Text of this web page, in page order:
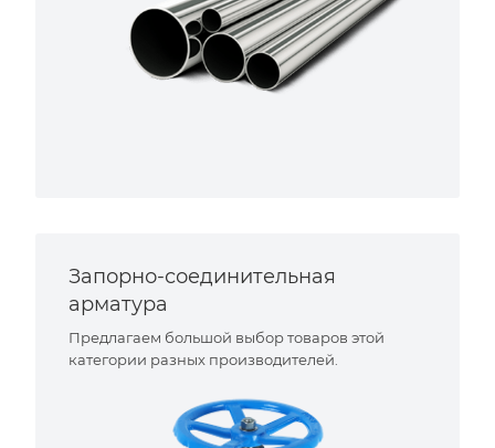
Запорно-соединительная
арматура
Предлагаем большой выбор товаров этой
категории разных производителей.